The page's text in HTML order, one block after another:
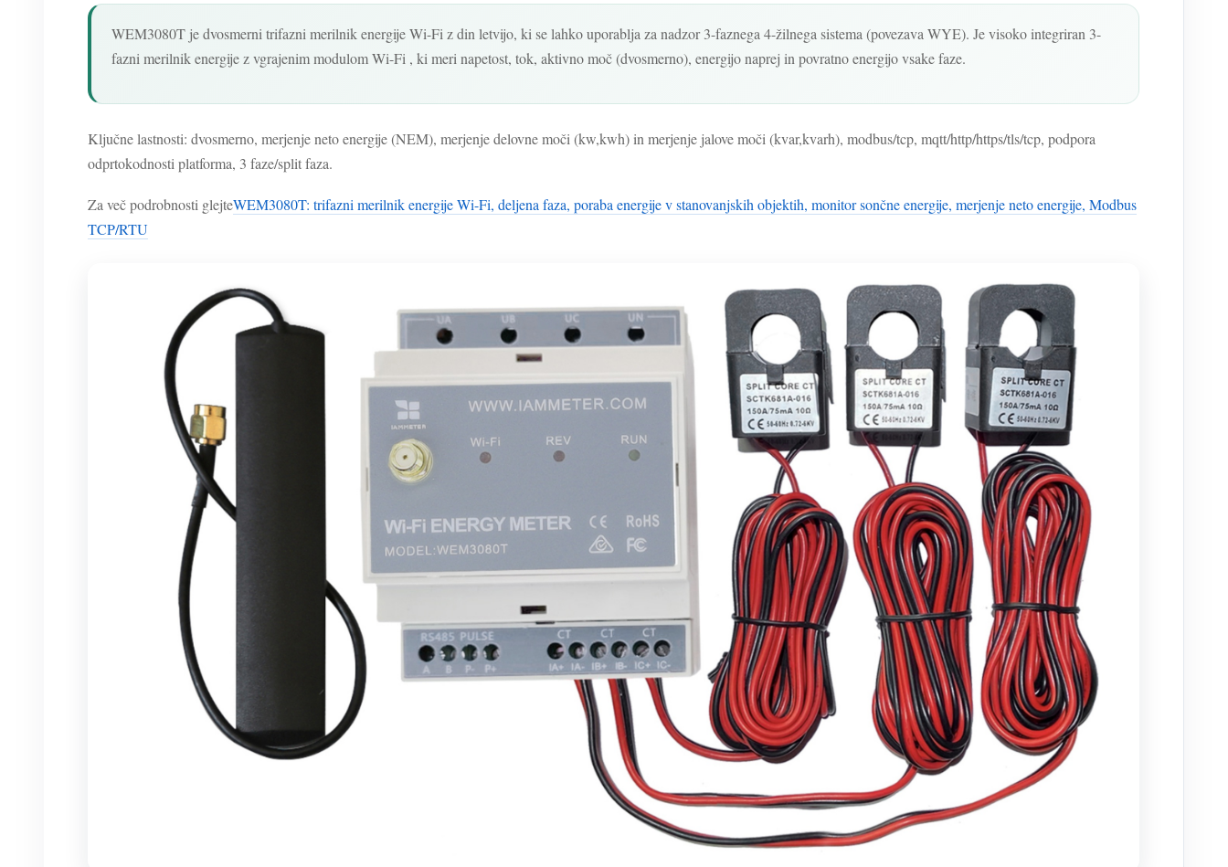
WEM3080T je dvosmerni trifazni merilnik energije Wi-Fi z din letvijo, ki se lahko uporablja za nadzor 3-faznega 4-žilnega sistema (povezava WYE). Je visoko integriran 3-
fazni merilnik energije z vgrajenim modulom Wi-Fi , ki meri napetost, tok, aktivno moč (dvosmerno), energijo naprej in povratno energijo vsake faze.
Ključne lastnosti: dvosmerno, merjenje neto energije (NEM), merjenje delovne moči (kw,kwh) in merjenje jalove moči (kvar,kvarh), modbus/tcp, mqtt/http/https/tls/tcp, podpora
odprtokodnosti platforma, 3 faze/split faza.
Za več podrobnosti glejteWEM3080T: trifazni merilnik energije Wi-Fi, deljena faza, poraba energije v stanovanjskih objektih, monitor sončne energije, merjenje neto energije, Modbus
TCP/RTU